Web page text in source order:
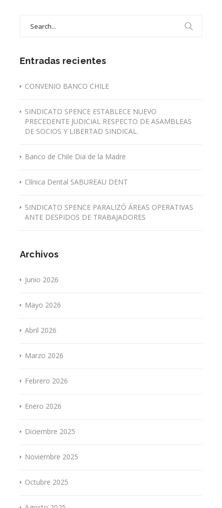
Entradas recientes
CONVENIO BANCO CHILE
SINDICATO SPENCE ESTABLECE NUEVO
PRECEDENTE JUDICIAL RESPECTO DE ASAMBLEAS
DE SOCIOS Y LIBERTAD SINDICAL.
Banco de Chile Dia de la Madre
Clínica Dental SABUREAU DENT
SINDICATO SPENCE PARALIZÓ ÁREAS OPERATIVAS
ANTE DESPIDOS DE TRABAJADORES
Archivos
Junio 2026
Mayo 2026
Abril 2026
Marzo 2026
Febrero 2026
Enero 2026
Diciembre 2025
Noviembre 2025
Octubre 2025